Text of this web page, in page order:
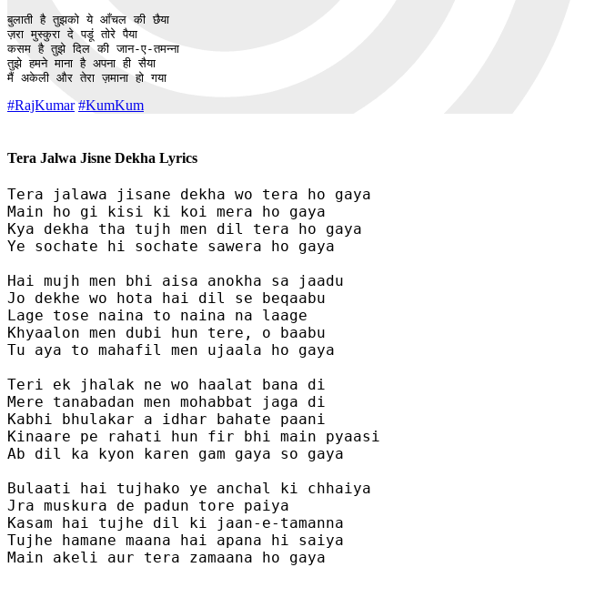
बुलाती है तुझको ये आँचल की छैया
ज़रा मुस्कुरा दे पडूं तोरे पैया
कसम है तुझे दिल की जान-ए-तमन्ना
तुझे हमने माना है अपना ही सैया
मैं अकेली और तेरा ज़माना हो गया
#RajKumar #KumKum
Tera Jalwa Jisne Dekha Lyrics
Tera jalawa jisane dekha wo tera ho gaya
Main ho gi kisi ki koi mera ho gaya
Kya dekha tha tujh men dil tera ho gaya
Ye sochate hi sochate sawera ho gaya
Hai mujh men bhi aisa anokha sa jaadu
Jo dekhe wo hota hai dil se beqaabu
Lage tose naina to naina na laage
Khyaalon men dubi hun tere, o baabu
Tu aya to mahafil men ujaala ho gaya
Teri ek jhalak ne wo haalat bana di
Mere tanabadan men mohabbat jaga di
Kabhi bhulakar a idhar bahate paani
Kinaare pe rahati hun fir bhi main pyaasi
Ab dil ka kyon karen gam gaya so gaya
Bulaati hai tujhako ye anchal ki chhaiya
Jra muskura de padun tore paiya
Kasam hai tujhe dil ki jaan-e-tamanna
Tujhe hamane maana hai apana hi saiya
Main akeli aur tera zamaana ho gaya